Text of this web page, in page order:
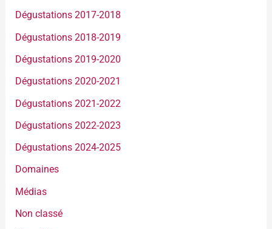
Dégustations 2017-2018
Dégustations 2018-2019
Dégustations 2019-2020
Dégustations 2020-2021
Dégustations 2021-2022
Dégustations 2022-2023
Dégustations 2024-2025
Domaines
Médias
Non classé